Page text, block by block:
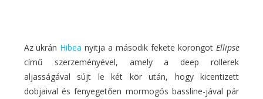
Az ukrán Hibea nyitja a második fekete korongot Ellipse
című szerzeményével, amely a deep rollerek
aljasságával sújt le két kör után, hogy kicentizett
dobjaival és fenyegetően mormogós bassline-jával pár